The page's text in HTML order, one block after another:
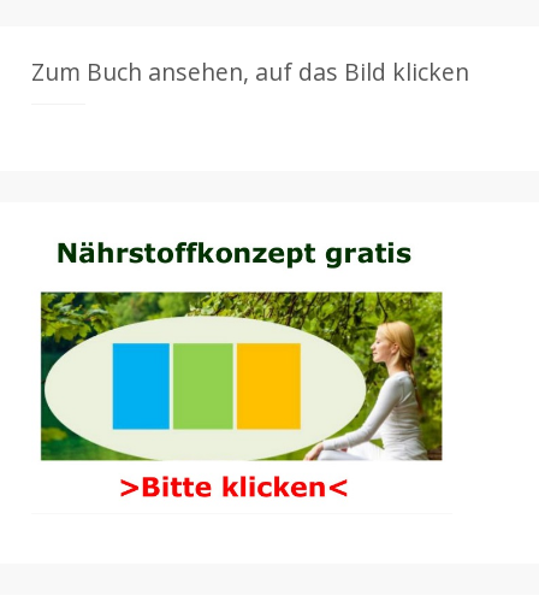
Zum Buch ansehen, auf das Bild klicken